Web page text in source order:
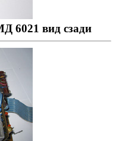
6021 вид сзади